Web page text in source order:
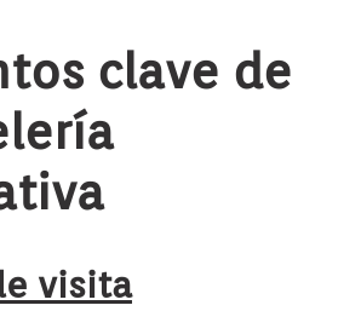
clave de
visita